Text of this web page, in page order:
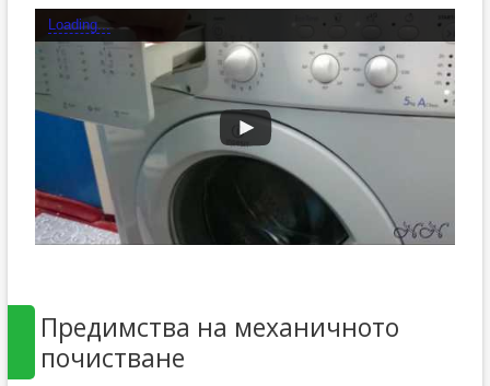
Loading...
Предимства на механичното
почистване